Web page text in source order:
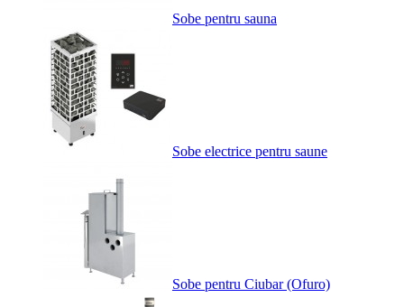
Sobe pentru sauna
Sobe electrice pentru saune
Sobe pentru Ciubar (Ofuro)